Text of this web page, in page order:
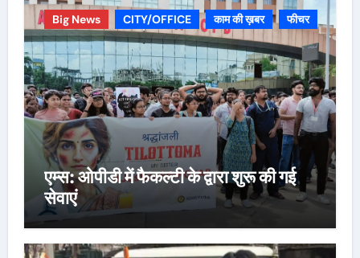
Big News CITY/OFFICE काम की ख़बर फीचर
एम्स: ओपीडी में फैकल्टी के द्वारा शुरू की गई
सेवाएं